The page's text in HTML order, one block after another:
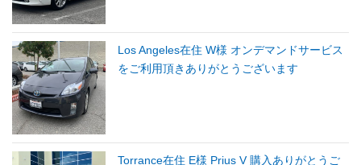
Los Angeles在住 W様 オンデマンドサービス
をご利用頂きありがとうございます
Torrance在住 E様 Prius V 購入ありがとうご